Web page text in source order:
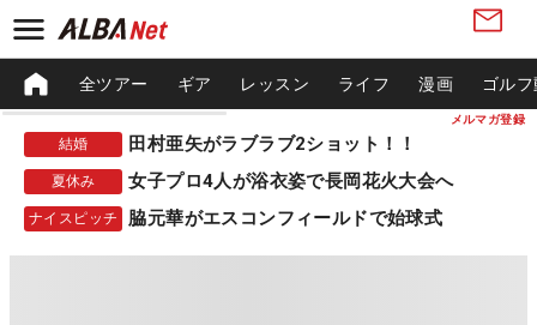
メルマガ登録
全ツアー ギア レッスン ライフ 漫画 ゴル
結婚 田村亜矢がラブラブ2ショット！！
夏休み 女子プロ4人が浴衣姿で長岡花火大会へ
ナイスピッチ 脇元華がエスコンフィールドで始球式